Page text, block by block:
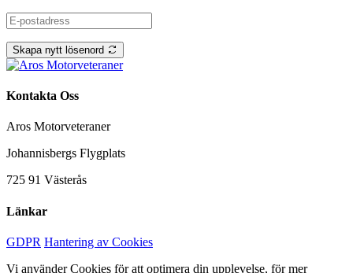
Skapa nytt lösenord
Kontakta Oss
Aros Motorveteraner
Johannisbergs Flygplats
725 91 Västerås
Länkar
GDPR Hantering av Cookies
Vi använder Cookies för att optimera din upplevelse, för mer